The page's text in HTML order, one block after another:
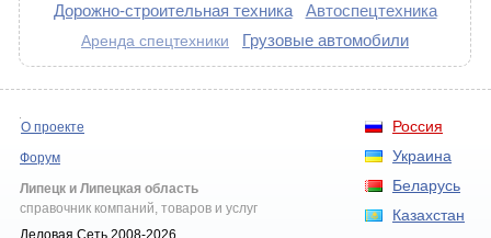
Дорожно-строительная техника Автоспецтехника
Аренда спецтехники Грузовые автомобили
Россия
Украина
Беларусь
Казахстан
О проекте
Форум
Липецк и Липецкая область
справочник компаний, товаров и услуг
Деловая Сеть 2008-2026